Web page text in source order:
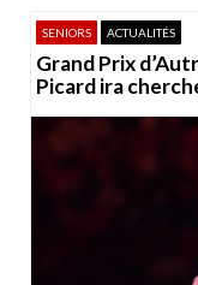
SENIORS ACTUALITÉS
Grand Prix
Picard ira